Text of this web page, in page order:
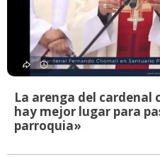
La arenga del cardenal
hay mejor lugar para
parroquia»